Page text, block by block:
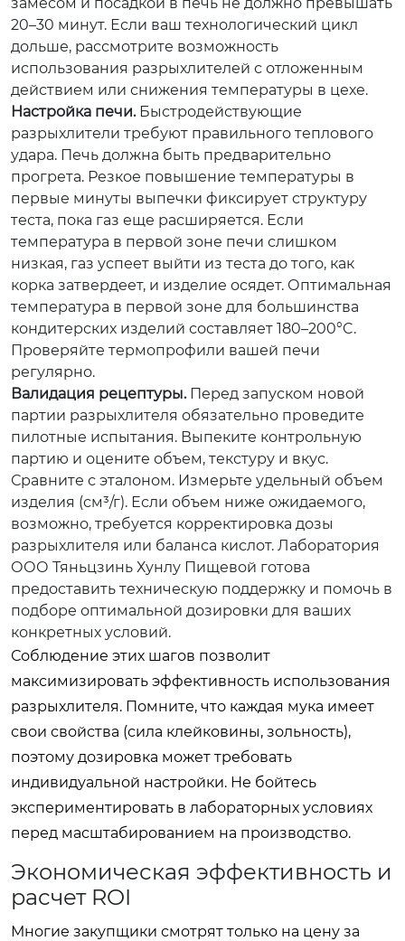
20–30 минут. Если ваш технологический цикл
дольше, рассмотрите возможность
использования разрыхлителей с отложенным
действием или снижения температуры в цехе.
Настройка печи.Быстродействующие
разрыхлители требуют правильного теплового
удара. Печь должна быть предварительно
прогрета. Резкое повышение температуры в
первые минуты выпечки фиксирует структуру
теста, пока газ еще расширяется. Если
температура в первой зоне печи слишком
низкая, газ успеет выйти из теста до того, как
корка затвердеет, и изделие осядет. Оптимальная
температура в первой зоне для большинства
кондитерских изделий составляет 180–200°C.
Проверяйте термопрофили вашей печи
регулярно.
Валидация рецептуры.Перед запуском новой
партии разрыхлителя обязательно проведите
пилотные испытания. Выпеките контрольную
партию и оцените объем, текстуру и вкус.
Сравните с эталоном. Измерьте удельный объем
изделия (см³/г). Если объем ниже ожидаемого,
возможно, требуется корректировка дозы
разрыхлителя или баланса кислот. Лаборатория
ООО Тяньцзинь Хунлу Пищевой готова
предоставить техническую поддержку и помочь в
подборе оптимальной дозировки для ваших
конкретных условий.
Соблюдение этих шагов позволит
максимизировать эффективность использования
разрыхлителя. Помните, что каждая мука имеет
свои свойства (сила клейковины, зольность),
поэтому дозировка может требовать
индивидуальной настройки. Не бойтесь
экспериментировать в лабораторных условиях
перед масштабированием на производство.
Экономическая эффективность и
расчет ROI
Многие закупщики смотрят только на цену за